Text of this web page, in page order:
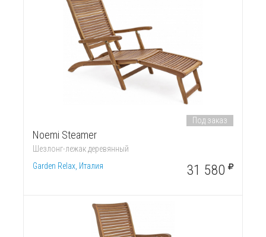
Noemi Steamer
Шезлонг-лежак деревянный
Garden Relax, Италия
Под заказ
31 580